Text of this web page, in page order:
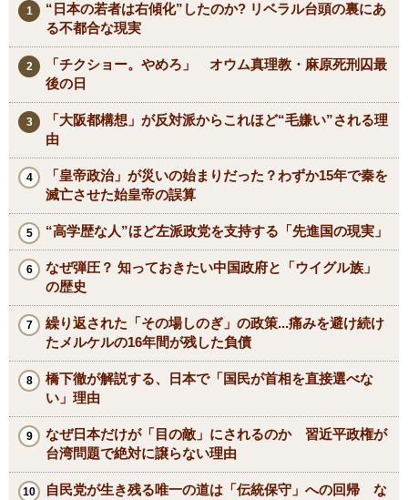
“日本の若者は右傾化”したのか? リベラル台頭の裏にあ
る不都合な現実
「チクショー。やめろ」 オウム真理教・麻原死刑囚最
後の日
「大阪都構想」が反対派からこれほど“毛嫌い”される理
由
「皇帝政治」が災いの始まりだった？わずか15年で秦を
滅亡させた始皇帝の誤算
“高学歴な人”ほど左派政党を支持する「先進国の現実」
なぜ弾圧？ 知っておきたい中国政府と「ウイグル族」
の歴史
繰り返された「その場しのぎ」の政策...痛みを避け続け
たメルケルの16年間が残した負債
橋下徹が解説する、日本で「国民が首相を直接選べな
い」理由
なぜ日本だけが「目の敵」にされるのか 習近平政権が
台湾問題で絶対に譲らない理由
自民党が生き残る唯一の道は「伝統保守」への回帰 な